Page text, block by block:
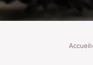
Accueil›